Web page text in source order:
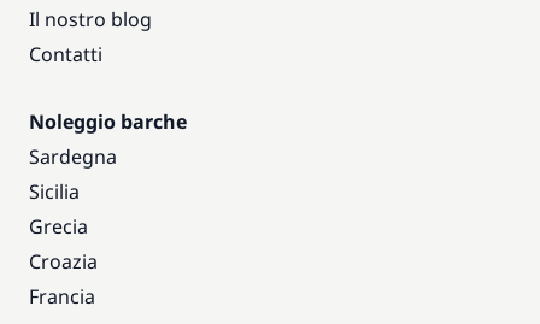
Il nostro blog
Contatti
Noleggio barche
Sardegna
Sicilia
Grecia
Croazia
Francia